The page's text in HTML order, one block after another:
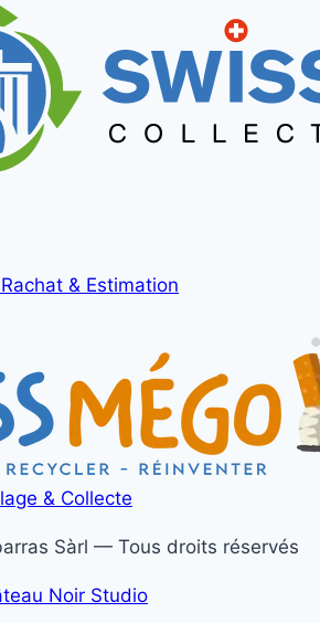
Rachat & Estimation
& Collecte
Sàrl — Tous droits réservés
Noir Studio